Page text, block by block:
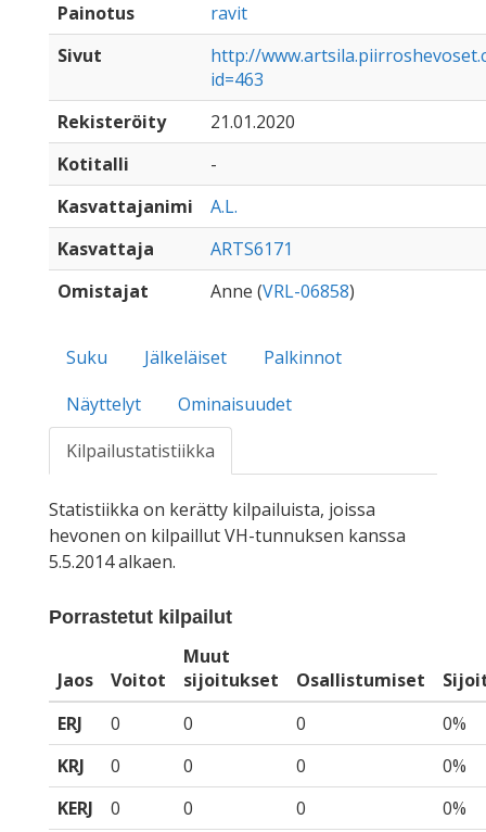
Painotus
ravit
Sivut
http://
id=463
Rekisteröity
21.01.2020
Kotitalli
-
Kasvattajanimi
A.L.
Kasvattaja
ARTS6171
Omistajat
Anne (VRL-06858)
Suku Jälkeläiset
Palkinnot
Näyttelyt
Ominaisuudet
Kilpailustatistiikka
Statistiikka on kerätty kilpailuista, joissa
hevonen on kilpaillut VH-tunnuksen kanssa
5.5.2014 alkaen.
Porrastetut kilpailut
Jaos Voitot
Muut
sijoitukset
Osallistumiset
ERJ
0 0 0
0%
KRJ
0 0 0
0%
KERJ
0 0 0
0%